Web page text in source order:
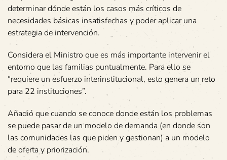
determinar dónde están los casos más críticos de
necesidades básicas insatisfechas y poder aplicar una
estrategia de intervención.
Considera el Ministro que es más importante intervenir el
entorno que las familias puntualmente. Para ello se
“requiere un esfuerzo interinstitucional, esto genera un reto
para 22 instituciones”.
Añadió que cuando se conoce donde están los problemas
se puede pasar de un modelo de demanda (en donde son
las comunidades las que piden y gestionan) a un modelo
de oferta y priorización.